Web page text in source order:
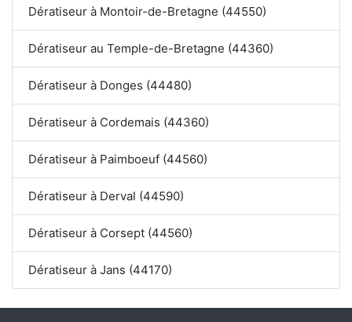
Dératiseur à Montoir-de-Bretagne (44550)
Dératiseur au Temple-de-Bretagne (44360)
Dératiseur à Donges (44480)
Dératiseur à Cordemais (44360)
Dératiseur à Paimboeuf (44560)
Dératiseur à Derval (44590)
Dératiseur à Corsept (44560)
Dératiseur à Jans (44170)